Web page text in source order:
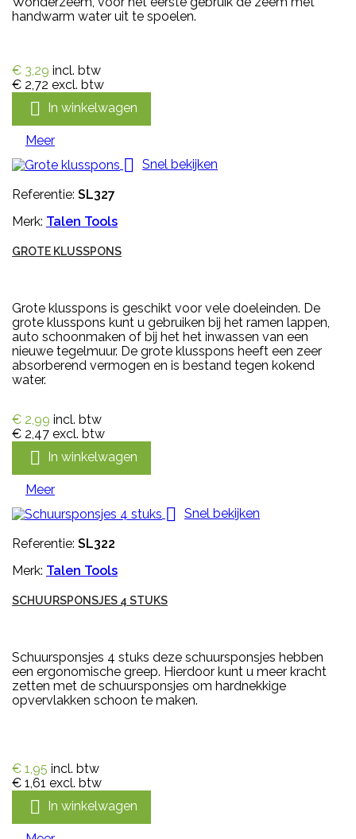
handwarm water uit te spoelen.
€ 3,29 incl. btw
€ 2,72 excl. btw
 In winkelwagen
Meer
 Snel bekijken
Referentie: SL327
Merk: Talen Tools
GROTE KLUSSPONS
Grote klusspons is geschikt voor vele doeleinden. De
grote klusspons kunt u gebruiken bij het ramen lappen,
auto schoonmaken of bij het het inwassen van een
nieuwe tegelmuur. De grote klusspons heeft een zeer
absorberend vermogen en is bestand tegen kokend
water.
€ 2,99 incl. btw
€ 2,47 excl. btw
 In winkelwagen
Meer
 Snel bekijken
Referentie: SL322
Merk: Talen Tools
SCHUURSPONSJES 4 STUKS
Schuursponsjes 4 stuks deze schuursponsjes hebben
een ergonomische greep. Hierdoor kunt u meer kracht
zetten met de schuursponsjes om hardnekkige
opvervlakken schoon te maken.
€ 1,95 incl. btw
€ 1,61 excl. btw
 In winkelwagen